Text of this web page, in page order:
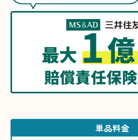
最大1億
賠償責任保
単品料金